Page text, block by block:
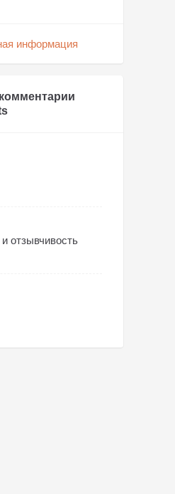
информация
отзывчивость